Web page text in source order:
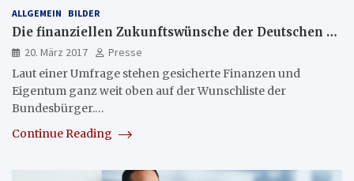
ALLGEMEIN BILDER
Die finanziellen Zukunftswünsche der Deutschen …
20. März 2017
Presse
Laut einer Umfrage stehen gesicherte Finanzen und
Eigentum ganz weit oben auf der Wunschliste der
Bundesbürger.…
Continue Reading